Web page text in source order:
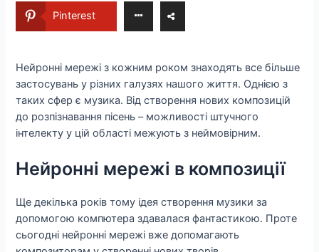
Pinterest
Нейронні мережі з кожним роком знаходять все більше
застосувань у різних галузях нашого життя. Однією з
таких сфер є музика. Від створення нових композицій
до розпізнавання пісень – можливості штучного
інтелекту у цій області межують з неймовірним.
Нейронні мережі в композиції
Ще декілька років тому ідея створення музики за
допомогою компютера здавалася фантастикою. Проте
сьогодні нейронні мережі вже допомагають